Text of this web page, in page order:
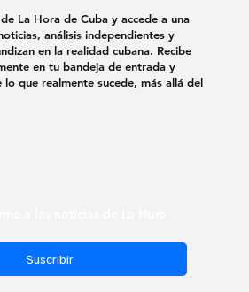
Suscribir
La Hora de Cuba y accede a una
análisis independientes y
en la realidad cubana. Recibe
en tu bandeja de entrada y
que realmente sucede, más allá del